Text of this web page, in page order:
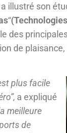
illustré son
“
des
de
plus facile
a expliqué
meilleure
de